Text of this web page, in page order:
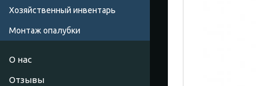
Хозяйственный инвентарь
Монтаж опалубки
О нас
Отзывы